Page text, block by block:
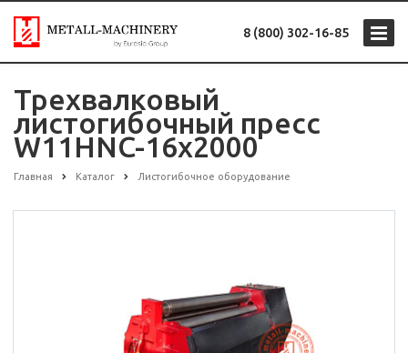
8 (800) 302-16-85
Трехвалковый
листогибочный пресс
W11HNC-16x2000
Главная Каталог Листогибочное оборудование